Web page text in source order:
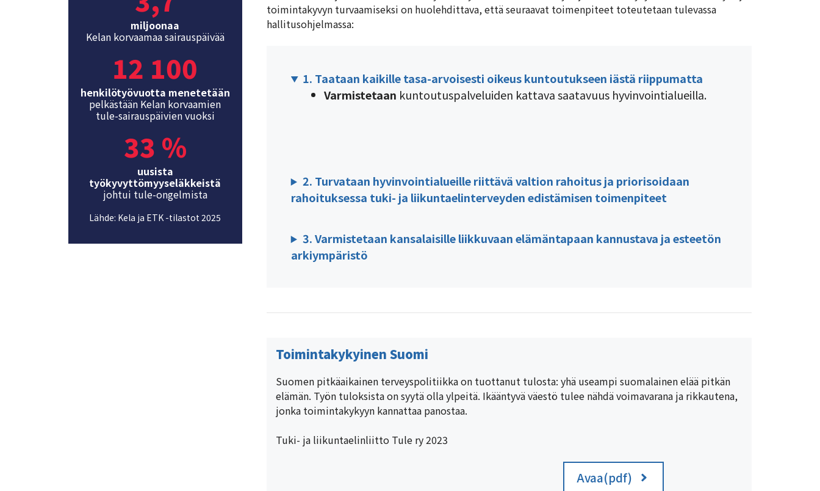
miljoonaa
Kelan korvaamaa sairauspäivää
12 100
henkilötyövuotta menetetään
pelkästään Kelan korvaamien
tule-sairauspäivien vuoksi
33 %
uusista
työkyvyttömyyseläkkeistä
johtui tule-ongelmista
Lähde: Kela ja ETK -tilastot 2025
toimintakyvyn turvaamiseksi on huolehdittava, että seuraavat toimenpiteet toteutetaan tulevassa
hallitusohjelmassa:
1. Taataan kaikille tasa-arvoisesti oikeus kuntoutukseen iästä riippumatta
Varmistetaan kuntoutuspalveluiden kattava saatavuus hyvinvointialueilla.
2. Turvataan hyvinvointialueille riittävä valtion rahoitus ja priorisoidaan
rahoituksessa tuki- ja liikuntaelinterveyden edistämisen toimenpiteet
3. Varmistetaan kansalaisille liikkuvaan elämäntapaan kannustava ja esteetön
arkiympäristö
Toimintakykyinen Suomi
Suomen pitkäaikainen terveyspolitiikka on tuottanut tulosta: yhä useampi suomalainen elää pitkän
elämän. Työn tuloksista on syytä olla ylpeitä. Ikääntyvä väestö tulee nähdä voimavarana ja rikkautena,
jonka toimintakykyyn kannattaa panostaa.
Tuki- ja liikuntaelinliitto Tule ry 2023
Avaa(pdf)